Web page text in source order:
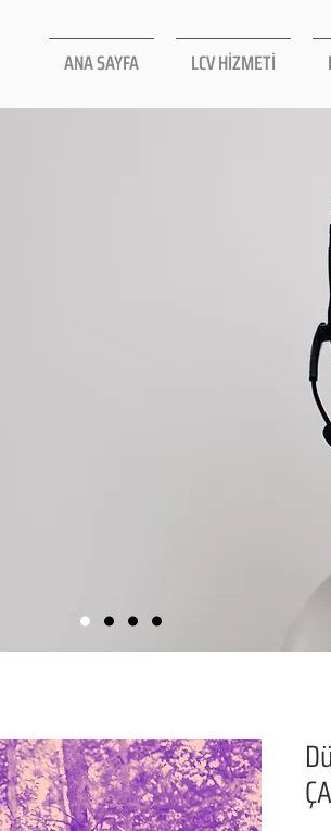
ANA SAYFA LCV HİZMETİ